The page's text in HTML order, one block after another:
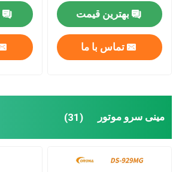
بهترین قیمت
تماس با ما
مینی سرو موتور (31)